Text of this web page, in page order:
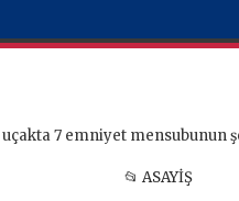
📂 ASAYİŞ